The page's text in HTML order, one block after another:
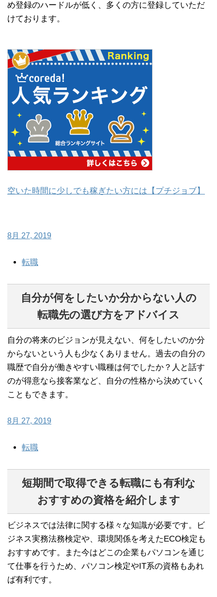
め登録のハードルが低く、多くの方に登録していただ
けております。
空いた時間に少しでも稼ぎたい方には【プチジョブ】
8月 27, 2019
転職
自分が何をしたいか分からない人の
転職先の選び方をアドバイス
自分の将来のビジョンが見えない、何をしたいのか分
からないという人も少なくありません。過去の自分の
職歴で自分が働きやすい職種は何でしたか？人と話す
のが得意なら接客業など、自分の性格から決めていく
こともできます。
8月 27, 2019
転職
短期間で取得できる転職にも有利な
おすすめの資格を紹介します
ビジネスでは法律に関する様々な知識が必要です。ビ
ジネス実務法務検定や、環境関係を考えたECO検定も
おすすめです。また今はどこの企業もパソコンを通じ
て仕事を行うため、パソコン検定やIT系の資格もあれ
ば有利です。